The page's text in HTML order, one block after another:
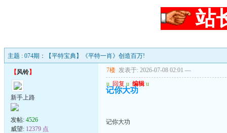
站
主题 : 074期：【平特宝典】《平特一肖》创造百万!
【风铃】
新手上路
发帖: 4526
威望: 12379 点
7楼 发表于: 2026-07-08 02:01 ---
u 回复 u 编辑 u
记你大功
记你大功